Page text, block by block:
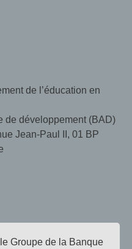
de l’éducation en
de développement (BAD)
Jean-Paul II, 01 BP
Groupe de la Banque